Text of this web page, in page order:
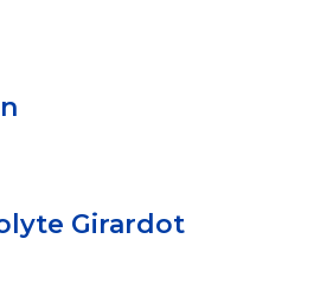
Girardot